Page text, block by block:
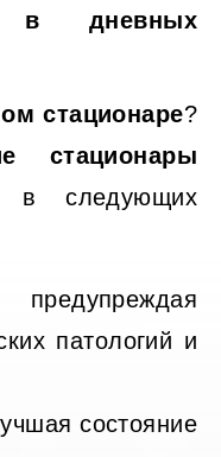
в дневных
стационаре?
стационары
в следующих
предупреждая
патологий и
состояние